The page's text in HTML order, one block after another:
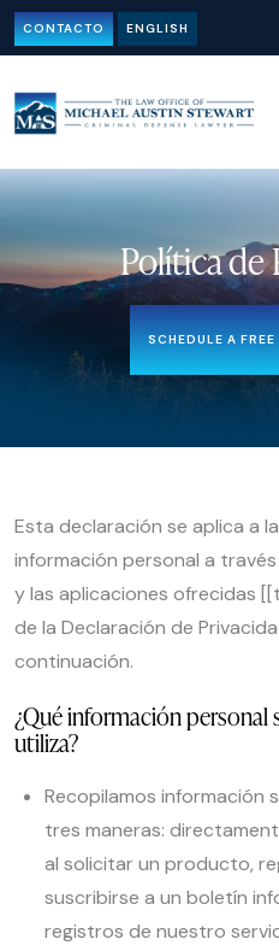
CONTACTO ENGLISH
Política de
SCHEDULE A
Esta declaración se aplica a
información personal a
y las aplicaciones ofrecidas
de la Declaración de
continuación.
¿Qué información personal
utiliza?
Recopilamos información
tres maneras:
al solicitar un producto,
suscribirse a un boletín
registros de nuestro